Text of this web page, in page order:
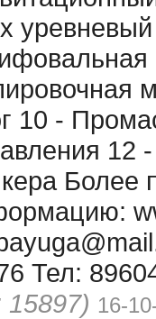
10 -
12
Более
Тел:
16-